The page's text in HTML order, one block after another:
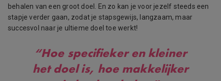
behalen van een groot doel. En zo kan je voor jezelf steeds een
stapje verder gaan, zodat je stapsgewijs, langzaam, maar
succesvol naar je ultieme doel toe werkt!
“Hoe specifieker en kleiner
het doel is, hoe makkelijker